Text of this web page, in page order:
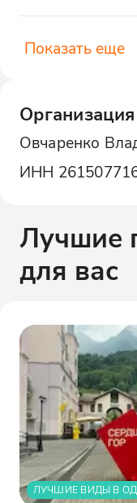
Показать еще
Организация
Овчаренко
ИНН
Лучшие
для вас
ЛУЧШИЕ ВИДЫ В